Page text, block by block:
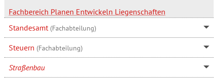
Fachbereich Planen Entwickeln Liegenschaften
Standesamt (Fachabteilung)
Steuern (Fachabteilung)
Straßenbau